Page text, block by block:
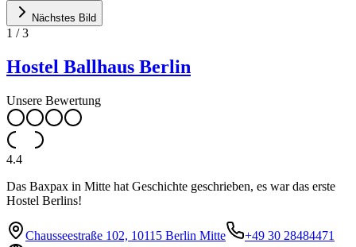
Nächstes Bild
1 /3
Hostel Ballhaus Berlin
Unsere Bewertung
4.4
Das Baxpax in Mitte hat Geschichte geschrieben, es war das erste
Hostel Berlins!
Chausseestraße 102, 10115 Berlin Mitte +49 30 28484471